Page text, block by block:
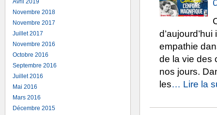
empathie
de la vie des
nos jours.
les… Lire la
Avril 2019
Novembre 2018
Novembre 2017
Juillet 2017
Novembre 2016
Octobre 2016
Septembre 2016
Juillet 2016
Mai 2016
Mars 2016
Décembre 2015